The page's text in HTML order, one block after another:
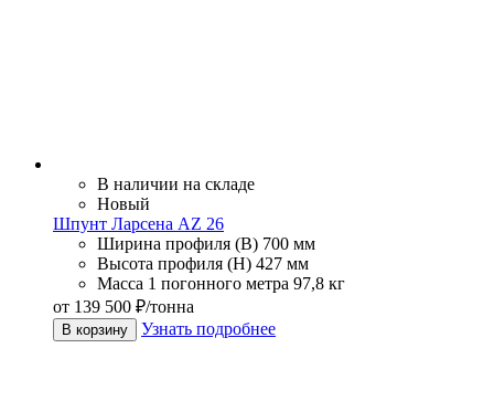
В наличии на складе
Новый
Шпунт Ларсена AZ 26
Ширина профиля (В) 700 мм
Высота профиля (Н) 427 мм
Масса 1 погонного метра 97,8 кг
от 139 500 ₽/тонна
В корзину Узнать подробнее